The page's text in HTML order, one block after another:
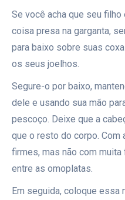
Se você acha que seu
coisa presa na garganta,
para baixo sobre suas
os seus joelhos.
Segure-o por baixo,
dele e usando sua mão
pescoço. Deixe que a
que o resto do corpo. Com
firmes, mas não com
entre as omoplatas.
Em seguida, coloque essa